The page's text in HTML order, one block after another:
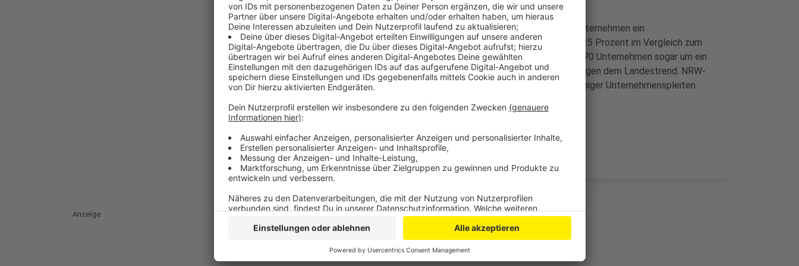
In Oberberg mussten zwischen Januar und September rund 50 Unternehmen ein
Insolvenzverfahren beantragen, das bedeutet einen Anstieg von 25 Prozent im Vergleich zum
Vorjahreszeitraum. Im Rheinisch-Bergischen lag die Zahl mit über 70 Unternehmen sogar um ein
Drittel höher. Die Entwicklung im Bergischen verläuft damit entgegen dem Landestrend. NRW-
weit gab es in den ersten neun Monaten dieses Jahres etwas weniger Unternehmenspleiten
Anzeige